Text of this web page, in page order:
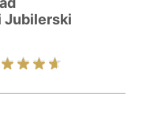
Jubilerski